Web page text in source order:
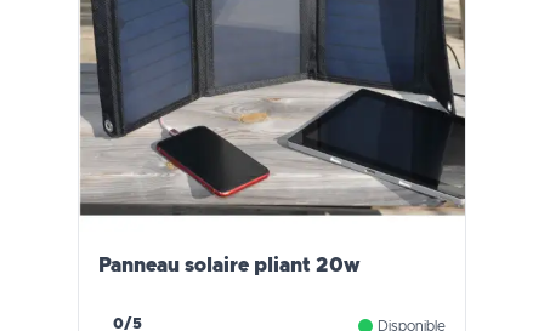
Panneau solaire pliant 20w
0/5 Disponible